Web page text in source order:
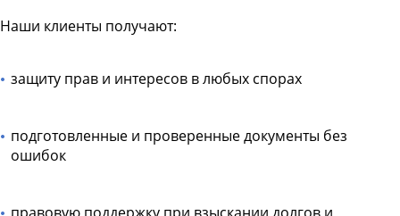
Наши клиенты получают:
защиту прав и интересов в любых спорах
подготовленные и проверенные документы без
ошибок